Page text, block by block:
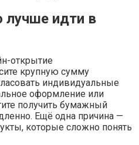
лучше идти в
открытие
крупную сумму
индивидуальные
оформление или
получить бумажный
Ещё одна причина —
которые сложно понять